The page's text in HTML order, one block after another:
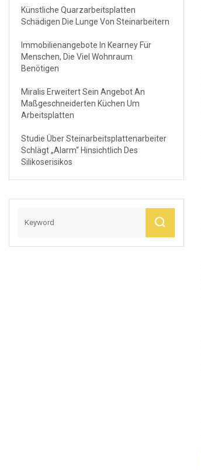
Künstliche Quarzarbeitsplatten
Schädigen Die Lunge Von Steinarbeitern
Immobilienangebote In Kearney Für
Menschen, Die Viel Wohnraum
Benötigen
Miralis Erweitert Sein Angebot An
Maßgeschneiderten Küchen Um
Arbeitsplatten
Studie Über Steinarbeitsplattenarbeiter
Schlägt „Alarm“ Hinsichtlich Des
Silikoserisikos